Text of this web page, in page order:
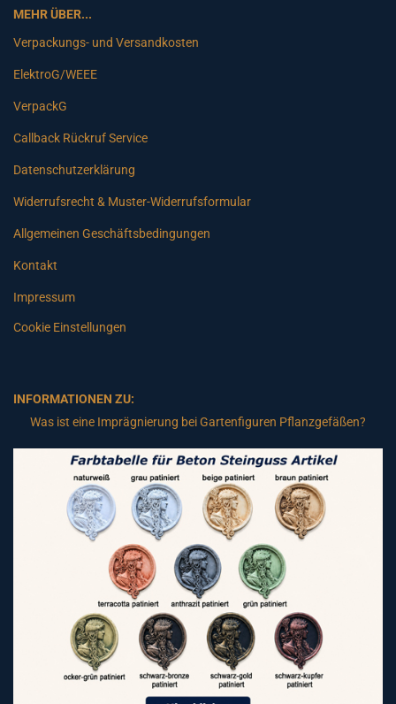
MEHR ÜBER...
Verpackungs- und Versandkosten
ElektroG/WEEE
VerpackG
Callback Rückruf Service
Datenschutzerklärung
Widerrufsrecht & Muster-Widerrufsformular
Allgemeinen Geschäftsbedingungen
Kontakt
Impressum
Cookie Einstellungen
INFORMATIONEN ZU:
Was ist eine Imprägnierung bei Gartenfiguren Pflanzgefäßen?